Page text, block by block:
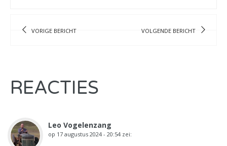
VORIGE BERICHT VOLGENDE BERICHT
REACTIES
Leo Vogelenzang
op 17 augustus 2024 - 20:54 zei: